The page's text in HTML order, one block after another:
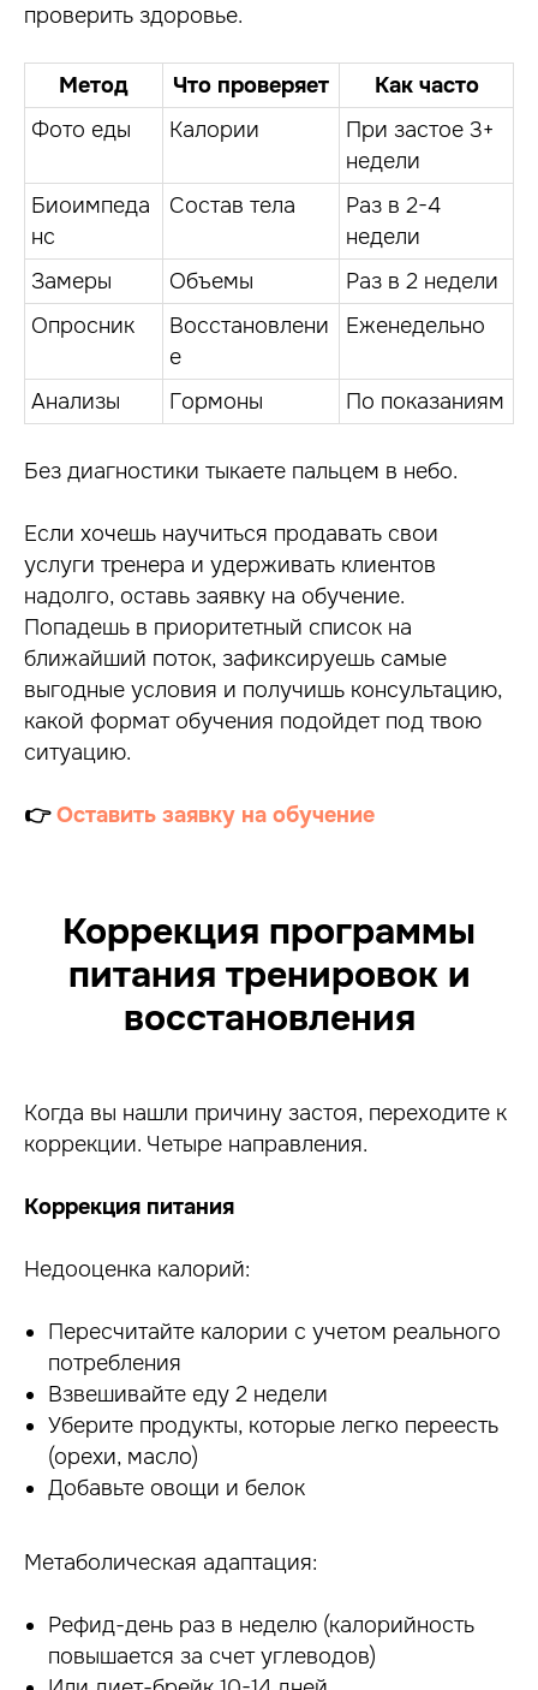
проверить здоровье.
Метод Что проверяет
Как часто
Фото еды
Калории
При застое 3+
недели
Биоимпеда
нс
Состав тела
Раз в 2-4
недели
Замеры
Объемы
Раз в 2 недели
Опросник
Восстановлени
е
Еженедельно
Анализы Гормоны По показаниям
Без диагностики тыкаете пальцем в небо.
Если хочешь научиться продавать свои
услуги тренера и удерживать клиентов
надолго, оставь заявку на обучение.
Попадешь в приоритетный список на
ближайший поток, зафиксируешь самые
выгодные условия и получишь консультацию,
какой формат обучения подойдет под твою
ситуацию.
👉Оставить заявку на обучение
Коррекция программы
питания тренировок и
восстановления
Когда вы нашли причину застоя, переходите к
коррекции. Четыре направления.
Коррекция питания
Недооценка калорий:
Пересчитайте калории с учетом реального
потребления
Взвешивайте еду 2 недели
Уберите продукты, которые легко переесть
(орехи, масло)
Добавьте овощи и белок
Метаболическая адаптация:
Рефид-день раз в неделю (калорийность
повышается за счет углеводов)